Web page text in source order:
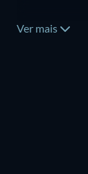
Desde
Ver mais